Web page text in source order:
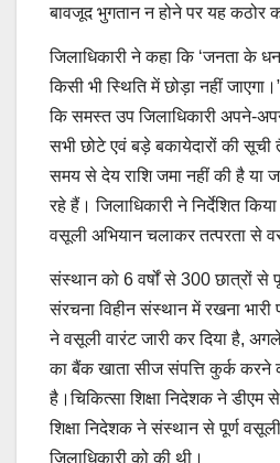
बावजूद भुगतान न होने पर यह कठोर
जिलाधिकारी ने कहा कि ‘जनता के
किसी भी स्थिति में छोड़ा नहीं
कि समस्त उप जिलाधिकारी अपने-
सभी छोटे एवं बड़े बकायेदारों की सूची
समय से देय राशि जमा नहीं की है या
रहे हैं। जिलाधिकारी ने निर्देशित
वसूली अभियान चलाकर तत्परता से
संस्थान को 6 वर्षों से 300 छात्रों
संरचना विहीन संस्थान में रखना
ने वसूली वारंट जारी कर दिया है,
का बैंक खाता सीज संपत्ति कुर्क करने
है।चिकित्सा शिक्षा निदेशक ने डीएम
शिक्षा निदेशक ने संस्थान से पूर्ण
जिलाधिकारी को की थी।